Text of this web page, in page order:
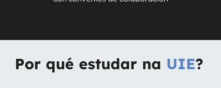
Por qué estudar na UIE?